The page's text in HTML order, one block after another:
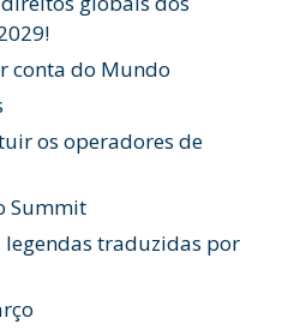
conta do Mundo
os operadores de
Summit
legendas traduzidas por